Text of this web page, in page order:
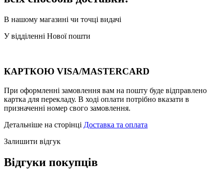
В нашому магазині чи точці видачі
У відділенні Нової пошти
КАРТКОЮ VISA/MASTERCARD
При оформленні замовлення вам на пошту буде відправлено
картка для перекладу. В ході оплати потрібно вказати в
призначенні номер свого замовлення.
Детальніше на сторінці Доставка та оплата
Залишити відгук
Відгуки покупців